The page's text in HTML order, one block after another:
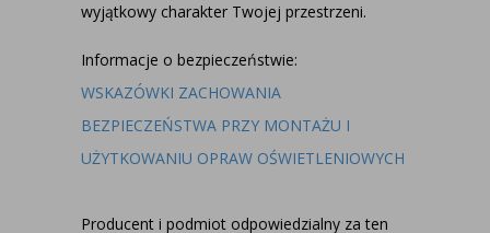
wyjątkowy charakter Twojej przestrzeni.
Informacje o bezpieczeństwie:
WSKAZÓWKI ZACHOWANIA
BEZPIECZEŃSTWA PRZY MONTAŻU I
UŻYTKOWANIU OPRAW OŚWIETLENIOWYCH
Producent i podmiot odpowiedzialny za ten